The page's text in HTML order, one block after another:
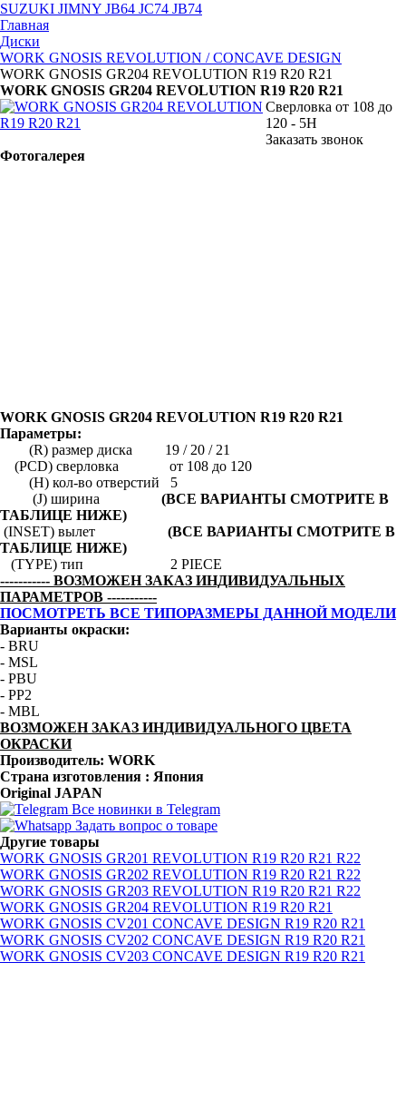
SUZUKI JIMNY JB64 JC74 JB74
Главная
Диски
WORK GNOSIS REVOLUTION / CONCAVE DESIGN
WORK GNOSIS GR204 REVOLUTION R19 R20 R21
WORK GNOSIS GR204 REVOLUTION R19 R20 R21
Сверловка от 108 до
120 - 5H
Заказать звонок
Фотогалерея
WORK GNOSIS GR204 REVOLUTION R19 R20 R21
Параметры:
(R) размер диска 19 / 20 / 21
(PCD) сверловка от 108 до 120
(H) кол-во отверстий 5
(J) ширина (ВСЕ ВАРИАНТЫ СМОТРИТЕ В
ТАБЛИЦЕ НИЖЕ)
(INSET) вылет (ВСЕ ВАРИАНТЫ СМОТРИТЕ В
ТАБЛИЦЕ НИЖЕ)
(TYPE) тип 2 PIECE
----------- ВОЗМОЖЕН ЗАКАЗ ИНДИВИДУАЛЬНЫХ
ПАРАМЕТРОВ -----------
ПОСМОТРЕТЬ ВСЕ ТИПОРАЗМЕРЫ ДАННОЙ МОДЕЛИ
Варианты окраски:
- BRU
- MSL
- PBU
- PP2
- MBL
ВОЗМОЖЕН ЗАКАЗ ИНДИВИДУАЛЬНОГО ЦВЕТА
ОКРАСКИ
Производитель: WORK
Страна изготовления : Япония
Original JAPAN
Все новинки в Telegram
Задать вопрос о товаре
Другие товары
WORK GNOSIS GR201 REVOLUTION R19 R20 R21 R22
WORK GNOSIS GR202 REVOLUTION R19 R20 R21 R22
WORK GNOSIS GR203 REVOLUTION R19 R20 R21 R22
WORK GNOSIS GR204 REVOLUTION R19 R20 R21
WORK GNOSIS CV201 CONCAVE DESIGN R19 R20 R21
WORK GNOSIS CV202 CONCAVE DESIGN R19 R20 R21
WORK GNOSIS CV203 CONCAVE DESIGN R19 R20 R21